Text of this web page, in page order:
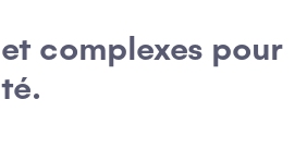
complexes pour